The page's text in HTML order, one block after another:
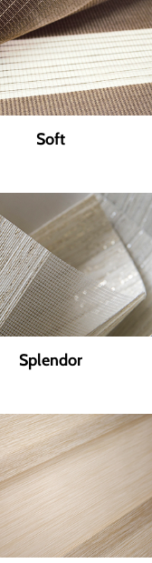
Soft
Splendor